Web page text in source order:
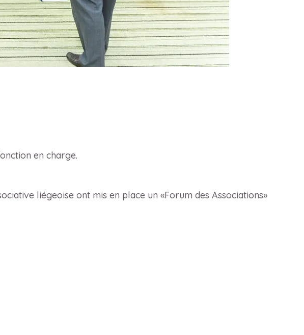
en charge.
liégeoise ont mis en place un «Forum des Associations»